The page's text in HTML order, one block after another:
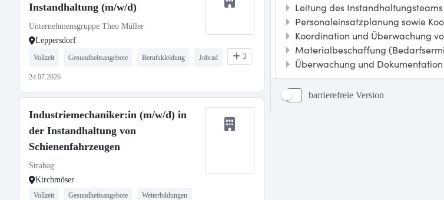
Instandhaltung (m/w/d)
Unternehmensgruppe Theo Müller
Leppersdorf
Vollzeit Gesundheitsangebote Berufskleidung Jobrad 3
24.07.2026
Industriemechaniker:in (m/w/d) in
der Instandhaltung von
Schienenfahrzeugen
Strabag
Kirchmöser
Vollzeit Gesundheitsangebote Weiterbildungen
barrierefreie Version